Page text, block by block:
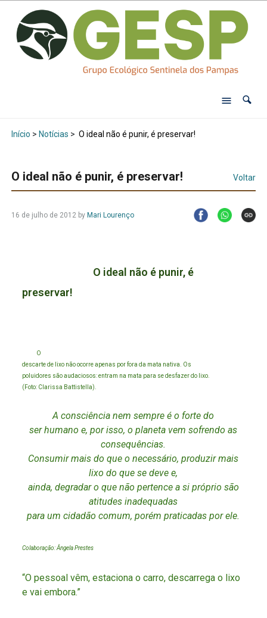
Início > Notícias > O ideal não é punir, é preservar!
O ideal não é punir, é preservar! Voltar
16 de julho de 2012by Mari Lourenço
O ideal não é punir, é
preservar!
O
descarte de lixo não ocorre apenas por fora da mata nativa. Os
poluidores são audaciosos: entram na mata para se desfazer do lixo.
(Foto: Clarissa Battistella).
A consciência nem sempre é o forte do
ser humano e, por isso, o planeta vem sofrendo as
consequências.
Consumir mais do que o necessário, produzir mais
lixo do que se deve e,
ainda, degradar o que não pertence a si próprio são
atitudes inadequadas
para um cidadão comum, porém praticadas por ele.
Colaboração: Ângela Prestes
“O pessoal vêm, estaciona o carro, descarrega o lixo
e vai embora.”